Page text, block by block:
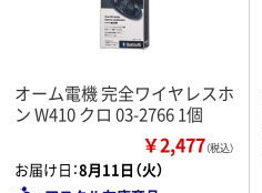
オーム電機 完全ワイヤレスホ
ン W410 クロ 03-2766 1個
￥2,477（税込）
お届け日：8月11日（火）